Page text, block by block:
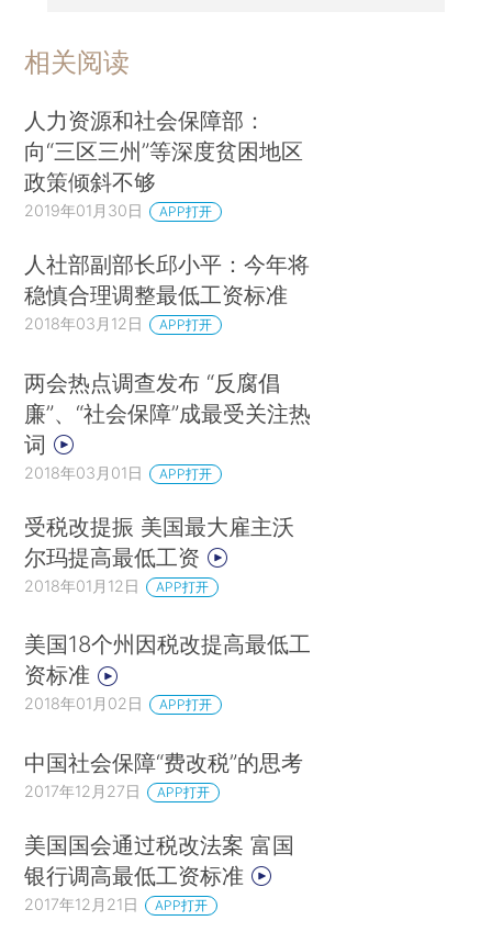
相关阅读
人力资源和社会保障部：
向“三区三州”等深度贫困地区
政策倾斜不够
2019年01月30日 APP打开
人社部副部长邱小平：今年将
稳慎合理调整最低工资标准
2018年03月12日 APP打开
两会热点调查发布 “反腐倡
廉”、“社会保障”成最受关注热
词
2018年03月01日 APP打开
受税改提振 美国最大雇主沃
尔玛提高最低工资
2018年01月12日 APP打开
美国18个州因税改提高最低工
资标准
2018年01月02日 APP打开
中国社会保障“费改税”的思考
2017年12月27日 APP打开
美国国会通过税改法案 富国
银行调高最低工资标准
2017年12月21日 APP打开